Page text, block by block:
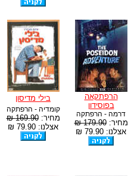
הרפתקאה
בפוסידון
דרמה - הרפתקה
מחיר:179.90 ₪
אצלנו: 79.90 ₪
בילי מדיסון
קומדיה - הרפתקה
מחיר:169.90 ₪
אצלנו: 79.90 ₪